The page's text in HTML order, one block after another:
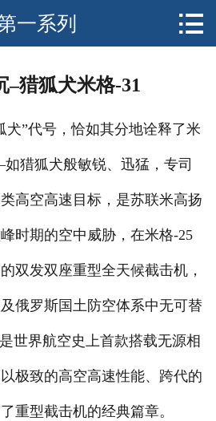
售后服务
联系我们
客户留言
人才招聘
一系列 
–猎狐犬米格-31
”代号，恰如其分地诠释了米
猎狐犬般敏锐、迅猛，专司
高空高速目标，是苏联米高扬
时期的空中威胁，在米格-25
双发双座重型全天候截击机，
俄罗斯国土防空体系中无可替
世界航空史上首款搭载无源相
极致的高空高速性能、跨代的
重型截击机的经典篇章。